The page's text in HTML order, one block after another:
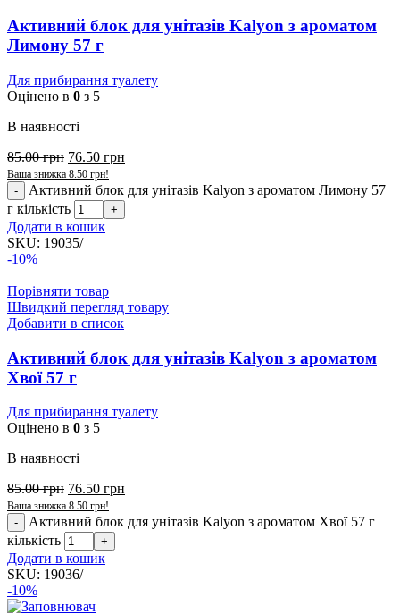
Активний блок для унітазів Kalyon з ароматом
Лимону 57 г
Для прибирання туалету
Оцінено в 0 з 5
В наявності
85.00грн 76.50 грн
Ваша знижка 8.50 грн!
Активний блок для унітазів Kalyon з ароматом Лимону 57
г кількість
Додати в кошик
SKU: 19035/
-10%
Порівняти товар
Швидкий перегляд товару
Добавити в список
Активний блок для унітазів Kalyon з ароматом
Хвої 57 г
Для прибирання туалету
Оцінено в 0 з 5
В наявності
85.00грн 76.50 грн
Ваша знижка 8.50 грн!
Активний блок для унітазів Kalyon з ароматом Хвої 57 г
кількість
Додати в кошик
SKU: 19036/
-10%